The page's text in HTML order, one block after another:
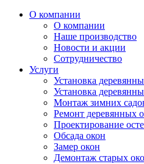
О компании
О компании
Наше производство
Новости и акции
Сотрудничество
Услуги
Установка
Установка
Монтаж зимних
Ремонт деревянных
Проектирование
Обсада окон
Замер окон
Демонтаж старых